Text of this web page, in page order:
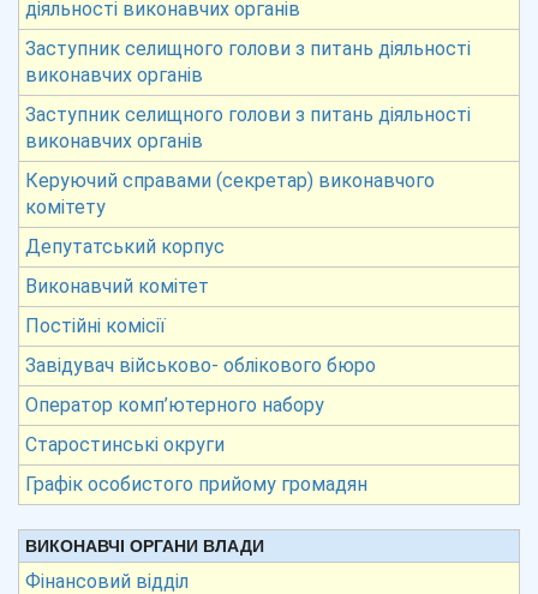
діяльності виконавчих органів
Заступник селищного голови з питань діяльності
виконавчих органів
Заступник селищного голови з питань діяльності
виконавчих органів
Керуючий справами (секретар) виконавчого
комітету
Депутатський корпус
Виконавчий комітет
Постійні комісії
Завідувач військово- облікового бюро
Оператор комп’ютерного набору
Старостинські округи
Графік особистого прийому громадян
ВИКОНАВЧІ ОРГАНИ ВЛАДИ
Фінансовий відділ